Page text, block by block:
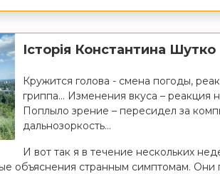
Історія Константина Шутко
Кружится голова - смена погоды,
гриппа… Изменения вкуса – реакция
Поплыло зрение – пересидел за
дальнозоркость…
И вот так я в течение нескольких
объяснения странным симптомам. Они